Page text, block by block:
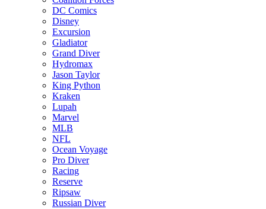
DC Comics
Disney
Excursion
Gladiator
Grand Diver
Hydromax
Jason Taylor
King Python
Kraken
Lupah
Marvel
MLB
NFL
Ocean Voyage
Pro Diver
Racing
Reserve
Ripsaw
Russian Diver